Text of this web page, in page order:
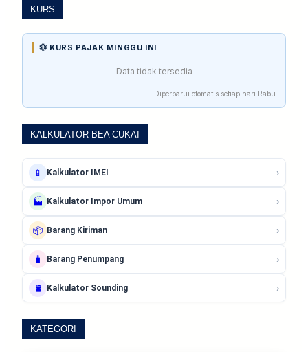
KURS
💱 KURS PAJAK MINGGU INI
Data tidak tersedia
Diperbarui otomatis setiap hari Rabu
KALKULATOR BEA CUKAI
📱 Kalkulator IMEI ›
🏭 Kalkulator Impor Umum ›
📦 Barang Kiriman ›
🧳 Barang Penumpang ›
🛢️ Kalkulator Sounding ›
KATEGORI